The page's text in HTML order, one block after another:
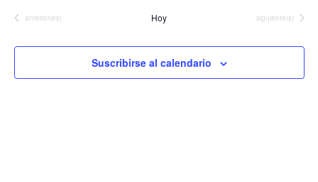
Eventos
anterior(es) Hoy Eventos
siguiente(s)
Suscribirse al calendario